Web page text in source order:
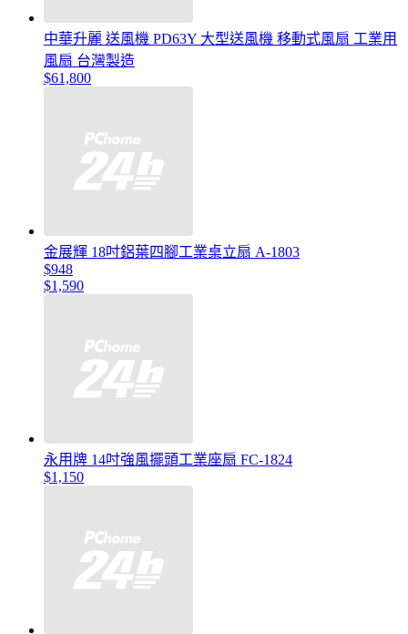
中華升麗 送風機 PD63Y 大型送風機 移動式風扇 工業用
風扇 台灣製造
$61,800
金展輝 18吋鋁葉四腳工業桌立扇 A-1803
$948
$1,590
永用牌 14吋強風擺頭工業座扇 FC-1824
$1,150